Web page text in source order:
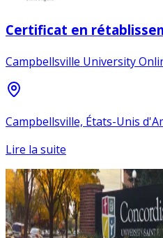
Certificat en
Campbellsville University
Campbellsville, États-Unis
Lire la suite